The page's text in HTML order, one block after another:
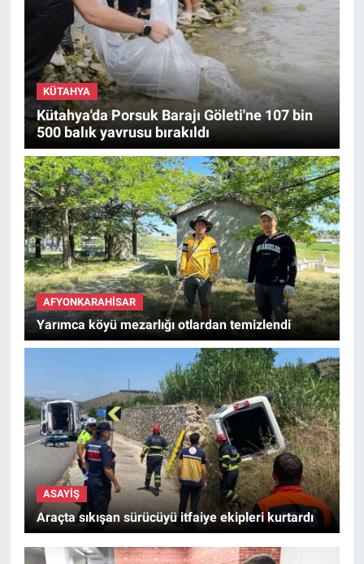
KÜTAHYA
Kütahya'da Porsuk Barajı Göleti'ne 107 bin
500 balık yavrusu bırakıldı
AFYONKARAHISAR
Yarımca köyü mezarlığı otlardan temizlendi
ASAYIŞ
Araçta sıkışan sürücüyü itfaiye ekipleri kurtardı